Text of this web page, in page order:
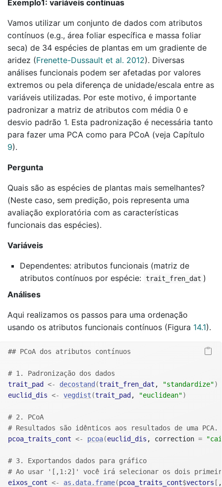
Exemplo1: variáveis contínuas
Vamos utilizar um conjunto de dados com atributos
contínuos (e.g., área foliar específica e massa foliar
seca) de 34 espécies de plantas em um gradiente de
aridez (Frenette-Dussault et al. 2012). Diversas
análises funcionais podem ser afetadas por valores
extremos ou pela diferença de unidade/escala entre as
variáveis utilizadas. Por este motivo, é importante
padronizar a matriz de atributos com média 0 e
desvio padrão 1. Esta padronização é necessária tanto
para fazer uma PCA como para PCoA (veja Capítulo
9).
Pergunta
Quais são as espécies de plantas mais semelhantes?
(Neste caso, sem predição, pois representa uma
avaliação exploratória com as características
funcionais das espécies).
Variáveis
Dependentes: atributos funcionais (matriz de
atributos contínuos por espécie: trait_fren_dat )
Análises
Aqui realizamos os passos para uma ordenação
usando os atributos funcionais contínuos (Figura 14.1).
## PCoA dos atributos contínuos
# 1. Padronização dos dados
trait_pad
<- decostand (trait_fren_dat , "standardize")
euclid_dis <- vegdist (trait_pad , "euclidean")
# 2. PCoA
# Resultados são idênticos aos resultados de uma PCA.
pcoa_traits_cont <- pcoa(euclid_dis , correction =
# 3. Exportandos dados para gráfico
# Ao usar '[,1:2]' você irá selecionar os dois
eixos_cont <- as.data.frame(pcoa_traits_cont$vectors [